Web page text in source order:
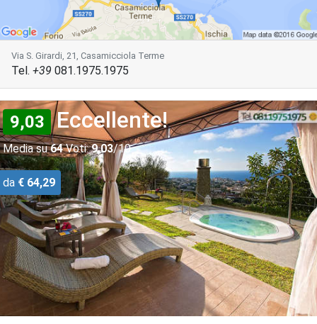
Via S. Girardi, 21, Casamicciola Terme
Tel. +39 081.1975.1975
9,03 Eccellente!
Media su64Voti: 9,03/10
da € 64,29